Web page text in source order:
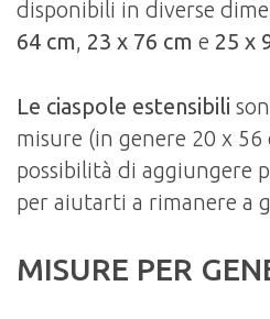
disponibili in diverse
64 cm, 23 x 76 cm e 25 x
Le ciaspole estensibili
misure (in genere 20 x
possibilità di aggiungere
per aiutarti a rimanere a
MISURE PER